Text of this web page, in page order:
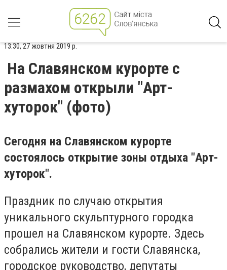
13:30, 27 жовтня 2019 р.
На Славянском курорте с
размахом открыли "Арт-
хуторок" (фото)
Сегодня на Славянском курорте
состоялось открытие зоны отдыха "Арт-
хуторок".
Праздник по случаю открытия
уникального скульптурного городка
прошел на Славянском курорте. Здесь
собрались жители и гости Славянска,
городское руководство, депутаты